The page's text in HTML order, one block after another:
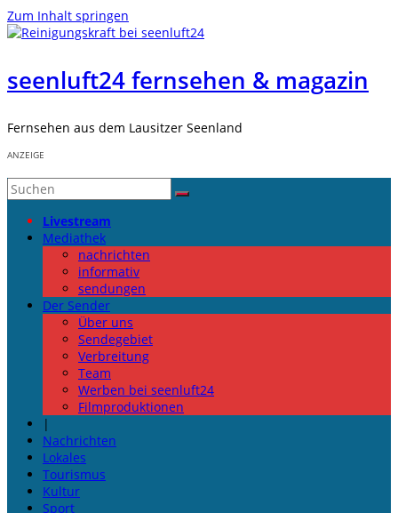
Zum Inhalt springen
seenluft24 fernsehen & magazin
Fernsehen aus dem Lausitzer Seenland
ANZEIGE
Livestream
Mediathek
nachrichten
informativ
sendungen
Der Sender
Über uns
Sendegebiet
Verbreitung
Team
Werben bei seenluft24
Filmproduktionen
|
Nachrichten
Lokales
Tourismus
Kultur
Sport